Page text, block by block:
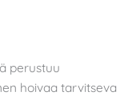
perustuu
hoivaa tarvitseva